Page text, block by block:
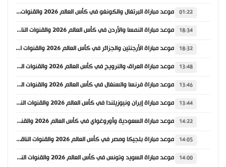
01:22 موعد مباراة البرتغال والكونغو في كأس العالم 2026 والقنوات الناقلة
18:34 موعد مباراة النمسا والأردن في كأس العالم 2026 والقنوات الناقلة
18:32 موعد مباراة الأرجنتين والجزائر في كأس العالم 2026 والقنوات الناقلة
13:48 موعد مباراة العراق والنرويج في كأس العالم 2026 والقنوات الناقلة
13:46 موعد مباراة فرنسا والسنغال في كأس العالم 2026 والقنوات الناقلة
13:44 موعد مباراة إيران ونيوزيلندا في كأس العالم 2026 والقنوات الناقلة
14:22 موعد مباراة السعودية وأوروغواي في كأس العالم 2026 والقنوات الناقلة
14:05 موعد مباراة بلجيكا ومصر في كأس العالم 2026 والقنوات الناقلة
14:00 موعد مباراة السويد وتونس في كأس العالم 2026 والقنوات الناقلة